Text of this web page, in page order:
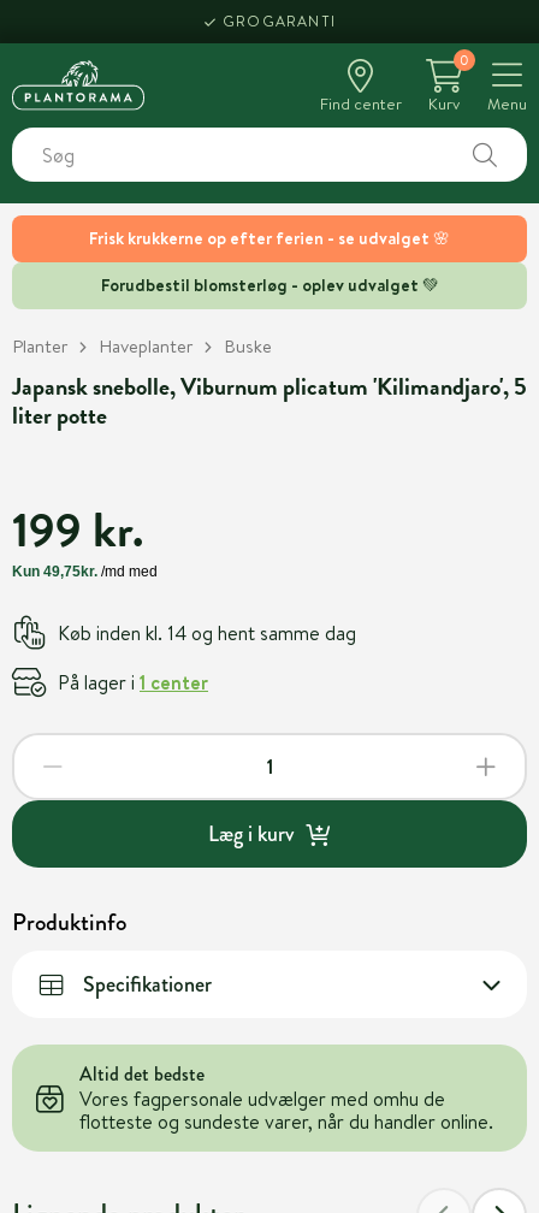
Frisk krukkerne op efter ferien - se udvalget 🌸
Forudbestil blomsterløg - oplev udvalget 💚
GROGARANTI
Find center
0
Kurv
Menu
Planter Haveplanter Buske
Japansk snebolle, Viburnum plicatum 'Kilimandjaro', 5
liter potte
199 kr.
Køb inden kl. 14 og hent samme dag
På lager i 1 center
Læg i kurv
Produktinfo
Specifikationer
Altid det bedste
Vores fagpersonale udvælger med omhu de
flotteste og sundeste varer, når du handler online.